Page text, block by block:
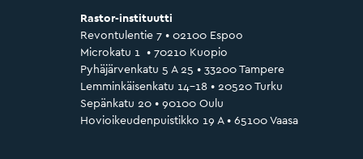
Rastor-instituutti
Revontulentie 7 • 02100 Espoo
Microkatu 1 • 70210 Kuopio
Pyhäjärvenkatu 5 A 25 • 33200 Tampere
Lemminkäisenkatu 14–18 • 20520 Turku
Sepänkatu 20 • 90100 Oulu
Hovioikeudenpuistikko 19 A • 65100 Vaasa